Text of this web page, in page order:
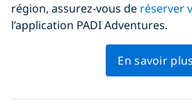
région, assurez-vous de réserver
l’application PADI Adventures.
En savoir plus